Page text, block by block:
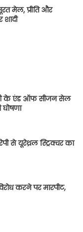
मेल, प्रीति और
शादी
के एंड ऑफ सीजन सेल
से यूरेथ्रल स्ट्रिक्चर का
करने पर मारपीट,